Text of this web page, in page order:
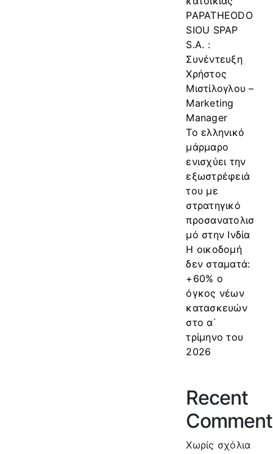
PAPATHEODO
SIOU SPAP
S.A. :
Συνέντευξη
Χρήστος
Μιστίλογλου –
Marketing
Manager
Το ελληνικό
μάρμαρο
ενισχύει την
εξωστρέφειά
του με
στρατηγικό
προσανατολισ
μό στην Ινδία
Η οικοδομή
δεν σταματά:
+60% ο
όγκος νέων
κατασκευών
στο α΄
τρίμηνο του
2026
Recent
Χωρίς σχόλια